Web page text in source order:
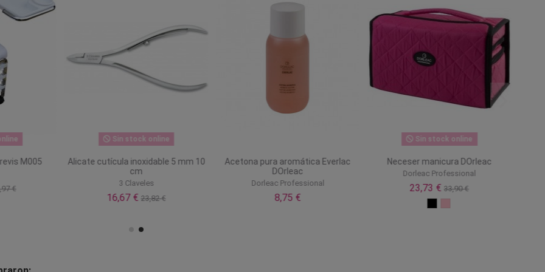
M005
€
Sin stock online
Alicate cutícula inoxidable 5 mm 10
cm
3 Claveles
16,67 €23,82 €
Acetona pura aromática Everlac
DOrleac
Dorleac Professional
8,75 €
Sin stock online
Neceser manicura DOrleac
Dorleac Professional
23,73 € 33,90 €